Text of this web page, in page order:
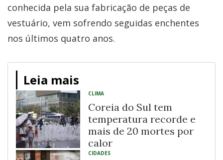
conhecida pela sua fabricação de peças de
vestuário, vem sofrendo seguidas enchentes
nos últimos quatro anos.
Leia mais
CLIMA
Coreia do Sul tem
temperatura recorde e
mais de 20 mortes por
calor
CIDADES